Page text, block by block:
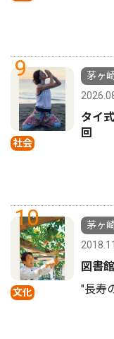
9
社会
茅ヶ
タイ
回
10
文化
茅ヶ
図書
"長寿